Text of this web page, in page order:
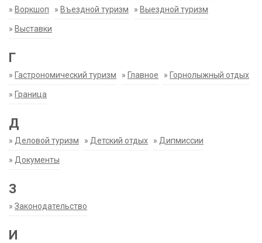
» Воркшоп » Въездной туризм » Выездной туризм
» Выставки
Г
» Гастрономический туризм » Главное » Горнолыжный отдых
» Граница
Д
» Деловой туризм » Детский отдых » Дипмиссии
» Документы
З
» Законодательство
И